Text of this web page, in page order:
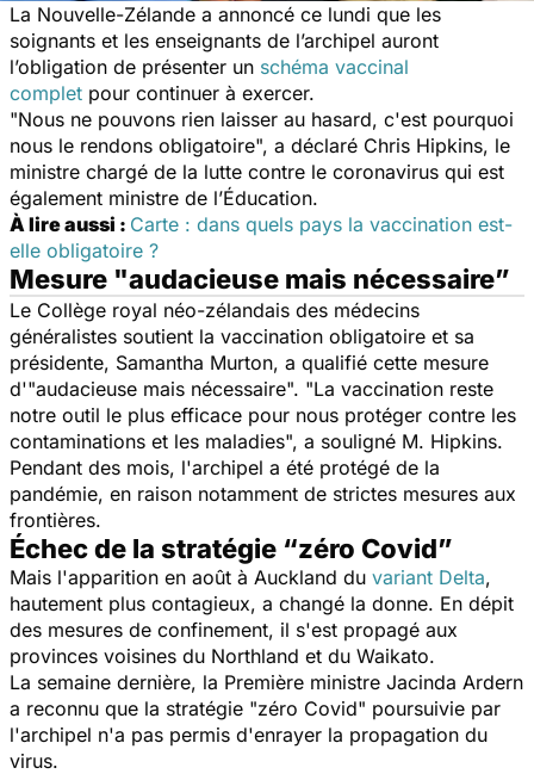
La Nouvelle-Zélande a annoncé ce lundi que les
soignants et les enseignants de l’archipel auront
l’obligation de présenter un schéma vaccinal
complet pour continuer à exercer.
"Nous ne pouvons rien laisser au hasard, c'est pourquoi
nous le rendons obligatoire", a déclaré Chris Hipkins, le
ministre chargé de la lutte contre le coronavirus qui est
également ministre de l’Éducation.
À lire aussi : Carte : dans quels pays la vaccination est-
elle obligatoire ?
Mesure "audacieuse mais nécessaire”
Le Collège royal néo-zélandais des médecins
généralistes soutient la vaccination obligatoire et sa
présidente, Samantha Murton, a qualifié cette mesure
d'"audacieuse mais nécessaire". "La vaccination reste
notre outil le plus efficace pour nous protéger contre les
contaminations et les maladies", a souligné M. Hipkins.
Pendant des mois, l'archipel a été protégé de la
pandémie, en raison notamment de strictes mesures aux
frontières.
Échec de la stratégie “zéro Covid”
Mais l'apparition en août à Auckland du variant Delta,
hautement plus contagieux, a changé la donne. En dépit
des mesures de confinement, il s'est propagé aux
provinces voisines du Northland et du Waikato.
La semaine dernière, la Première ministre Jacinda Ardern
a reconnu que la stratégie "zéro Covid" poursuivie par
l'archipel n'a pas permis d'enrayer la propagation du
virus.